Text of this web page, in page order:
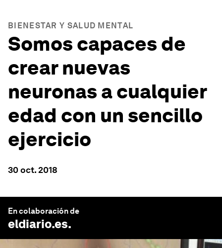
BIENESTAR Y SALUD MENTAL
Somos capaces de
crear nuevas
neuronas a cualquier
edad con un sencillo
ejercicio
30 oct. 2018
En colaboración de
eldiario.es.